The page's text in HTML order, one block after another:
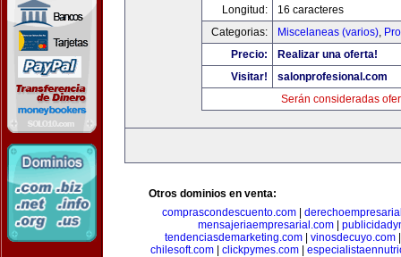
Longitud:
16 caracteres
Categorias:
Miscelaneas (varios),
Precio:
Realizar una oferta!
Visitar!
salonprofesional.com
Serán consideradas
Otros dominios en venta:
comprascondescuento.com
mensajeriaempresarial.com|
tendenciasdemarketing.com| vinosdecuyo.com
chilesoft.com
clickpymes.com